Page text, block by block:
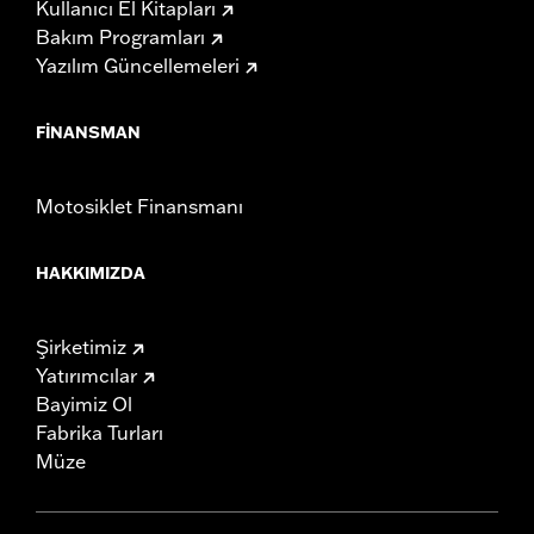
Kullanıcı El Kitapları
Bakım Programları
Yazılım Güncellemeleri
FINANSMAN
Motosiklet Finansmanı
HAKKIMIZDA
Şirketimiz
Yatırımcılar
Bayimiz Ol
Fabrika Turları
Müze